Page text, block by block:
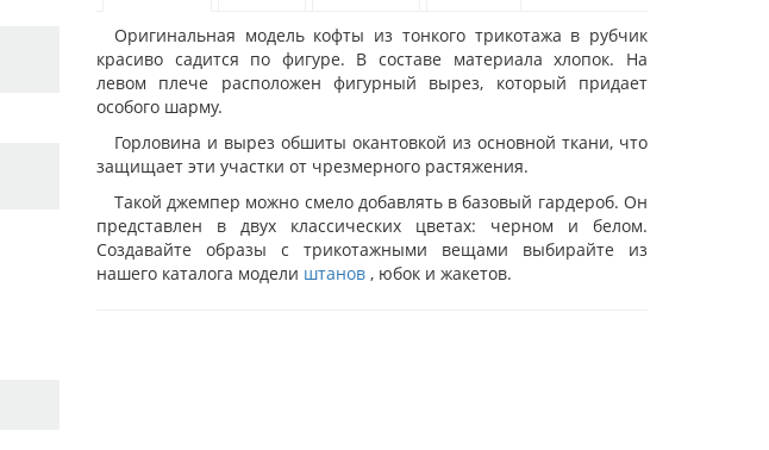
Оригинальная модель кофты из тонкого трикотажа в рубчик
красиво садится по фигуре. В составе материала хлопок. На
левом плече расположен фигурный вырез, который придает
особого шарму.
Горловина и вырез обшиты окантовкой из основной ткани, что
защищает эти участки от чрезмерного растяжения.
Такой джемпер можно смело добавлять в базовый гардероб. Он
представлен в двух классических цветах: черном и белом.
Создавайте образы с трикотажными вещами выбирайте из
нашего каталога модели штанов , юбок и жакетов.